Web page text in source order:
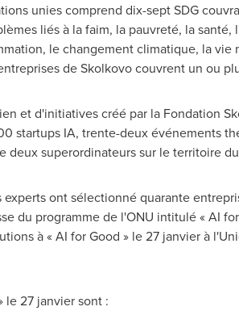
unies comprend dix-sept SDG
liés à la faim, la pauvreté, la
le changement climatique, la vie
de Skolkovo couvrent un ou
et d'initiatives créé par la Fondation
startups IA, trente-deux événements
deux superordinateurs sur le territoire
ont sélectionné quarante
du programme de l'ONU intitulé « AI
à « AI for Good » le 27 janvier à
le 27 janvier sont :